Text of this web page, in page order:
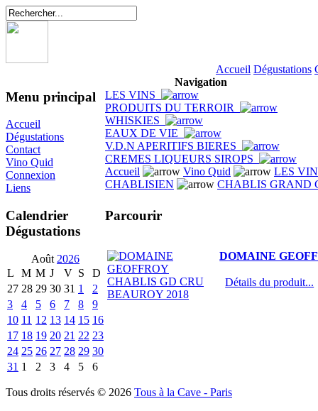
Accueil Dégustations
Menu principal
Accueil
Dégustations
Contact
Vino Quid
Connexion
Liens
Calendrier
Dégustations
Août 2026
L
M M J V S
D
27 28 29 30 31 1
2
3
4 5 6 7 8
9
10 11 12 13 14 15 16
17 18 19 20 21 22 23
24 25 26 27 28 29 30
31 1 2 3 4 5 6
Navigation
LES VINS
PRODUITS DU TERROIR
WHISKIES
EAUX DE VIE
V.D.N APERITIFS BIERES
CREMES LIQUEURS SIROPS
Accueil
Vino Quid
LES
CHABLISIEN
CHABLIS GRAND
Parcourir
DOMAINE
Détails du produit...
Tous droits réservés © 2026 Tous à la Cave - Paris